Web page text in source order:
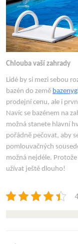
Chlouba vaší zahrady
Lidé by si mezi sebou
bazén do země
prodejní cenu, ale i
Navíc se bazénem na
možná stanete hlavní
pořádně pečovat, aby
pomlouvačných
možná nejdéle.
užívat ještě dlouho!